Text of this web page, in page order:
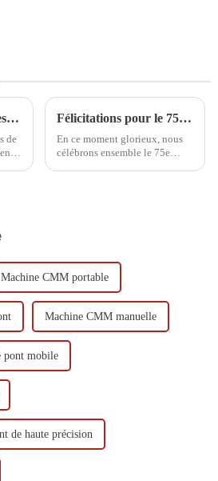
Quelles sont les formes de la plume de la sonde de mesure
de
Félicitations pour le 75e anniversaire de la fondation de la RPC
En ce moment glorieux, nous
célébrons ensemble le 75e
Machine CMM portable
Machine CMM manuelle
pont mobile
de haute précision